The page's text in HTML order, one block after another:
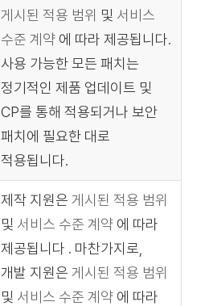
게시된 적용 범위 및 서비스
수준 계약에 따라 제공됩니다.
사용 가능한 모든 패치는
정기적인 제품 업데이트 및
CP를 통해 적용되거나 보안
패치에 필요한 대로
적용됩니다.
제작 지원은 게시된 적용 범위
및 서비스 수준 계약에 따라
제공됩니다 . 마찬가지로,
개발 지원은 게시된 적용 범위
및 서비스 수준 계약에 따라